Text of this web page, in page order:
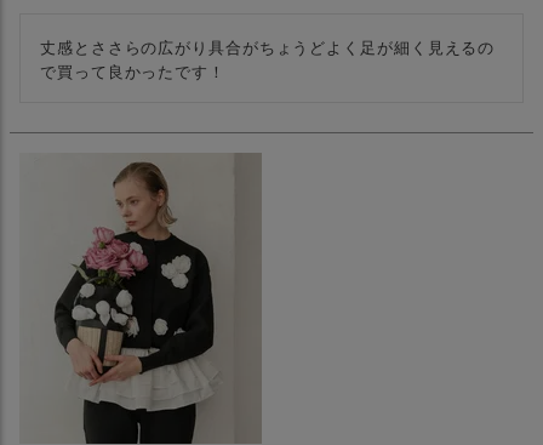
丈感とささらの広がり具合がちょうどよく足が細く見えるの
で買って良かったです！